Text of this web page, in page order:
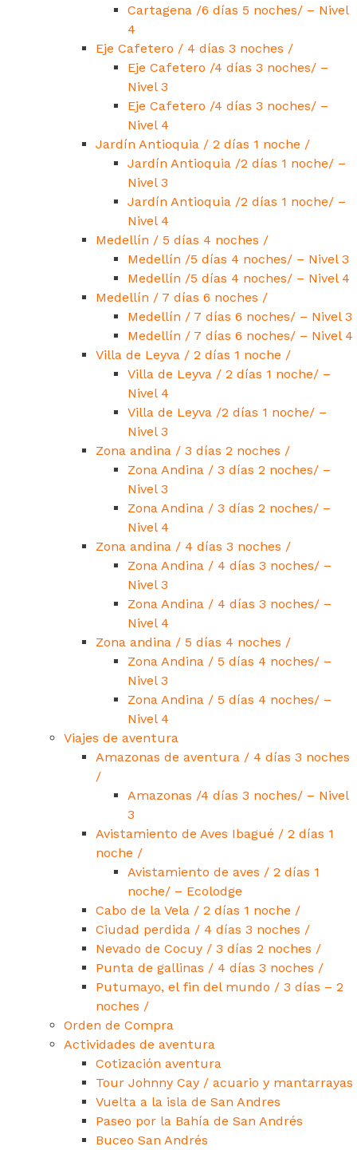
Cartagena /6 días 5 noches/ – Nivel
4
Eje Cafetero / 4 días 3 noches /
Eje Cafetero /4 días 3 noches/ –
Nivel 3
Eje Cafetero /4 días 3 noches/ –
Nivel 4
Jardín Antioquia / 2 días 1 noche /
Jardín Antioquia /2 días 1 noche/ –
Nivel 3
Jardín Antioquia /2 días 1 noche/ –
Nivel 4
Medellín / 5 días 4 noches /
Medellín /5 días 4 noches/ – Nivel 3
Medellín /5 días 4 noches/ – Nivel 4
Medellín / 7 días 6 noches /
Medellín / 7 días 6 noches/ – Nivel 3
Medellín / 7 días 6 noches/ – Nivel 4
Villa de Leyva / 2 días 1 noche /
Villa de Leyva / 2 días 1 noche/ –
Nivel 4
Villa de Leyva /2 días 1 noche/ –
Nivel 3
Zona andina / 3 días 2 noches /
Zona Andina / 3 días 2 noches/ –
Nivel 3
Zona Andina / 3 días 2 noches/ –
Nivel 4
Zona andina / 4 días 3 noches /
Zona Andina / 4 días 3 noches/ –
Nivel 3
Zona Andina / 4 días 3 noches/ –
Nivel 4
Zona andina / 5 días 4 noches /
Zona Andina / 5 días 4 noches/ –
Nivel 3
Zona Andina / 5 días 4 noches/ –
Nivel 4
Viajes de aventura
Amazonas de aventura / 4 días 3 noches
/
Amazonas /4 días 3 noches/ – Nivel
3
Avistamiento de Aves Ibagué / 2 días 1
noche /
Avistamiento de aves / 2 días 1
noche/ – Ecolodge
Cabo de la Vela / 2 días 1 noche /
Ciudad perdida / 4 días 3 noches /
Nevado de Cocuy / 3 días 2 noches /
Punta de gallinas / 4 días 3 noches /
Putumayo, el fin del mundo / 3 días – 2
noches /
Orden de Compra
Actividades de aventura
Cotización aventura
Tour Johnny Cay / acuario y mantarrayas
Vuelta a la isla de San Andres
Paseo por la Bahía de San Andrés
Buceo San Andrés